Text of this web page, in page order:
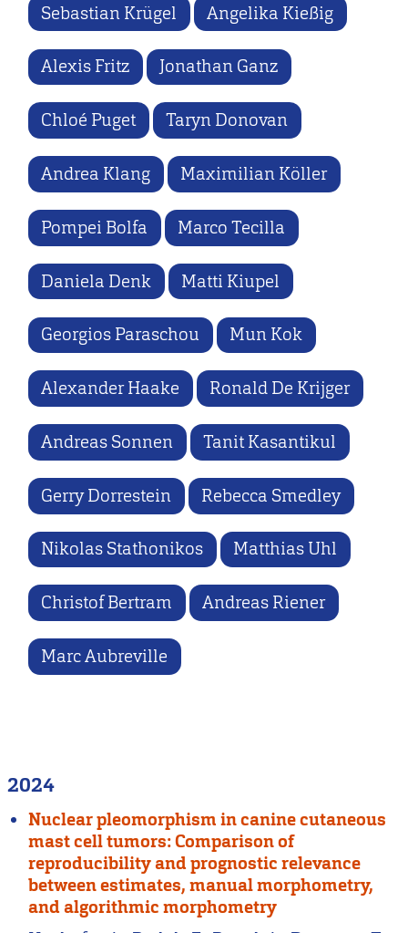
Sebastian Krügel Angelika Kießig
Alexis Fritz Jonathan Ganz
Chloé Puget Taryn Donovan
Andrea Klang Maximilian Köller
Pompei Bolfa Marco Tecilla
Daniela Denk Matti Kiupel
Georgios Paraschou Mun Kok
Alexander Haake Ronald De Krijger
Andreas Sonnen Tanit Kasantikul
Gerry Dorrestein Rebecca Smedley
Nikolas Stathonikos Matthias Uhl
Christof Bertram Andreas Riener
Marc Aubreville
2024
Nuclear pleomorphism in canine cutaneous
mast cell tumors: Comparison of
reproducibility and prognostic relevance
between estimates, manual morphometry,
and algorithmic morphometry